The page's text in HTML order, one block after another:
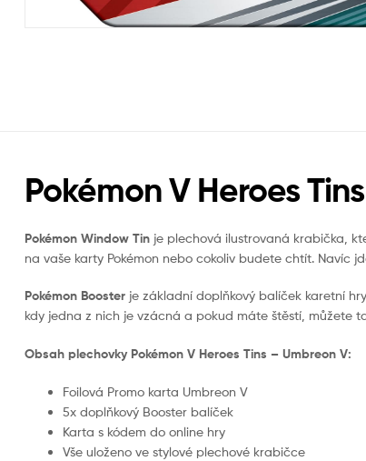
Pokémon V Heroes
Pokémon Window Tin je plechová ilustrovaná krabička,
na vaše karty Pokémon nebo cokoliv budete chtít. Navíc
Pokémon Booster je základní doplňkový balíček karetní
kdy jedna z nich je vzácná a pokud máte štěstí, můžete
Obsah plechovky Pokémon V Heroes Tins – Umbreon V:
Foilová Promo karta Umbreon V
5x doplňkový Booster balíček
Karta s kódem do online hry
Vše uloženo ve stylové plechové krabičce